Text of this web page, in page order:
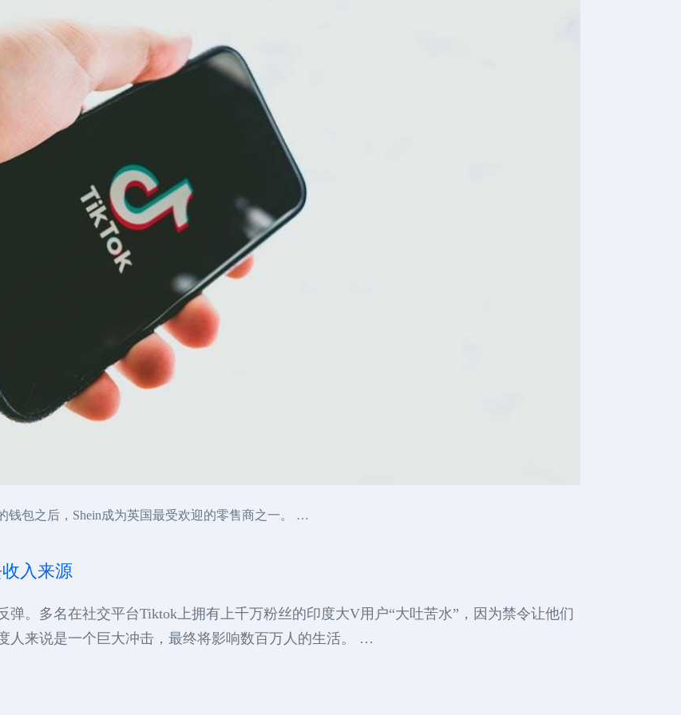
钱包之后，Shein成为英国最受欢迎的零售商之一。 …
入来源
弹。多名在社交平台Tiktok上拥有上千万粉丝的印度大V用户“大吐苦水”，因为禁令让他们
人来说是一个巨大冲击，最终将影响数百万人的生活。 …